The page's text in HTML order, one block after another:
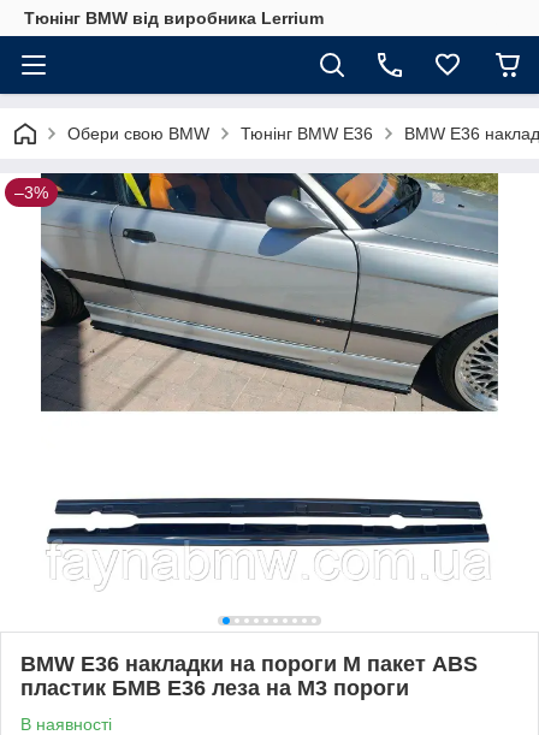
Тюнінг BMW від виробника Lerrium
Обери свою BMW Тюнінг BMW E36 BMW E36
–3%
BMW E36 накладки на пороги М пакет ABS
пластик БМВ Е36 леза на М3 пороги
В наявності